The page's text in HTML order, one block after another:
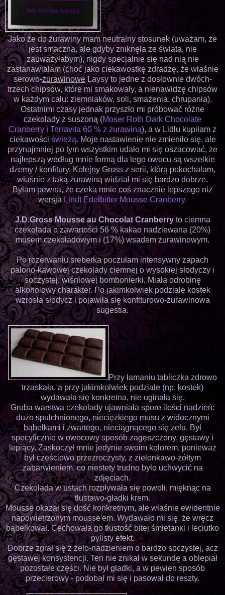
Jako że do żurawiny mam neutralny stosunek (uważam, że
jest smaczna, ale gdyby zniknęła ze świata, nie
zauważyłabym), nigdy specjalnie się nad nią nie
zastanawiałam (choć jako ciekawostkę zdradzę, że właśnie
serowo-żurawinoweLaysy to jedne z dosłownie dwóch-
trzech chipsów, które mi smakowały, a nienawidzę chipsów
w każdym calu: ziemniaków, soli, smażenia, chrupania).
Ostatnimi czasy jednak przyszło mi próbować różne
czekolady z suszoną (Moser Roth Dark Chocolate
Cranberry i Terravita 60 % z żurawiną), a w Lidlu kupiłam z
ciekawości świeżą. Moje nastawienie nie zmieniło się, ale
przynajmniej po tym wszystkim udało mi się oszacować, że
najlepszą według mnie formą dla tego owocu są wszelkie
dżemy / konfitury. Kolejny Gross z serii, którą pokochałam,
właśnie z taką żurawiną widział mi się bardzo dobrze.
Byłam pewna, że czeka mnie coś znacznie lepszego niż
wersja Lindt Edelbitter Mousse Cranberry.
J.D.Gross Mousse au Chocolat Cranberryto ciemna
czekolada o zawartości 56 % kakao nadziewana (20%)
musem czekoladowym i (17%) wsadem żurawinowym.
Po rozerwaniu sreberka poczułam intensywny zapach
palono-kawowej czekolady ciemnej o wysokiej słodyczy i
soczystej, wiśniowej bombonierki. Miała odrobinę
alkoholowy charakter. Po jakimkolwiek podziale kostek
wzrosła słodycz i pojawiła się konfiturowo-żurawinowa
sugestia.
Przy łamaniu tabliczka zdrowo
trzaskała, a przy jakimkolwiek podziale (np. kostek)
wydawała się konkretna, nie uginała się.
Gruba warstwa czekolady ujawniała spore ilości nadzień:
dużo spulchnionego, nieciężkiego musu z widocznymi
bąbelkami i zwartego, nieciągnącego się żelu. Był
specyficznie w owocowy sposób zagęszczony, gęstawy i
lepiący. Zaskoczył mnie jedynie swoim kolorem, ponieważ
był częściowo przezroczysty, z zielonkawo-żółtym
zabarwieniem, co niestety trudno było uchwycić na
zdjęciach.
Czekolada w ustach rozpływała się powoli, mięknąc na
tłustawo-gładki krem.
Mousse okazał się dość konkretnym, ale właśnie ewidentnie
napowietrzonym mousse'em. Wydawało mi się, że wręcz
bąbelkował. Cechowała go tłustość bitej śmietanki i leciutko
pylisty efekt.
Dobrze zgrał się z żelo-nadzieniem o bardzo soczystej, acz
gęstawej konsystencji. Ten nie znikał w sekundę a oblepiał
pozostałe części. Nie był gładki, a w pewien sposób
przecierowy - podobał mi się i pasował do reszty.